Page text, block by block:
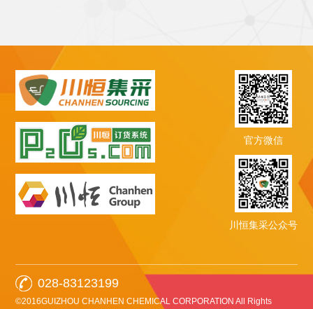
官方微信
川恒集采公众号
028-83123199
©2016GUIZHOU CHANHEN CHEMICAL CORPORATION All Rights